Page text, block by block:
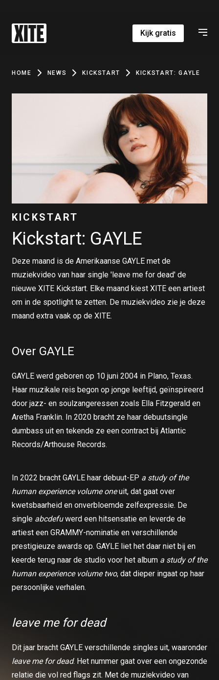
Kijk gratis
HOME NEWS KICKSTART KICKSTART: GAYLE
KICKSTART
Kickstart: GAYLE
Deze maand is de Amerikaanse GAYLE met de
muziekvideo van haar single 'leave me for dead' de
nieuwe XITE Kickstart. Elke maand kiest XITE een artiest
om in de spotlight te zetten. De muziekvideo zie je deze
maand extra vaak op de XITE.
Over GAYLE
GAYLE werd geboren op 10 juni 2004 in Plano, Texas.
Haar muzikale reis begon op jonge leeftijd, geïnspireerd
door jazz- en soulzangeressen zoals Ella Fitzgerald en
Aretha Franklin. In 2020 bracht ze haar debuutsingle
dumbass uit en tekende ze een contract bij Atlantic
Records/Arthouse Records.
In 2022 bracht GAYLE haar debuut-EP a study of the
human experience volume oneuit, dat gaat over
kwetsbaarheid en onverbloemde zelfexpressie. De
single abcdefuwerd een hitsensatie en leverde de
artiest een GRAMMY-nominatie en verschillende
prestigieuze awards op. GAYLE liet het daar niet bij en
keerde terug naar de studio voor het album a study of the
human experience volume two, dat dieper ingaat op haar
persoonlijke verhalen.
leave me for dead
Dit jaar bracht GAYLE verschillende singles uit, waaronder
leave me for dead. Het nummer gaat over een ongezonde
relatie die vol red flags zit. Met de muziekvideo van